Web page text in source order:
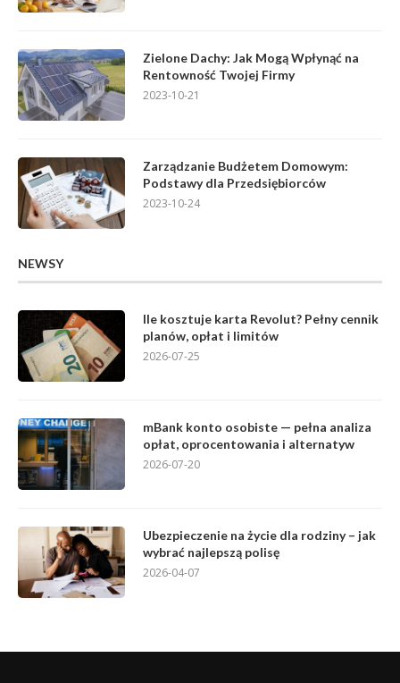
Zielone Dachy: Jak Mogą Wpłynąć na
Rentowność Twojej Firmy
2023-10-21
Zarządzanie Budżetem Domowym:
Podstawy dla Przedsiębiorców
2023-10-24
NEWSY
Ile kosztuje karta Revolut? Pełny cennik
planów, opłat i limitów
2026-07-25
mBank konto osobiste — pełna analiza
opłat, oprocentowania i alternatyw
2026-07-20
Ubezpieczenie na życie dla rodziny – jak
wybrać najlepszą polisę
2026-04-07